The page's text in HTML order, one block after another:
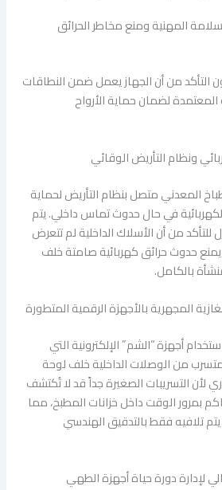
المهنية ومنع مخاطر الحرائق
التأكد من أن الجهاز يعمل ضمن النطاقات
المعتمدة لضمان حماية الأرواح
المعدني متصل بنظام التأريض لحماية
في حال حدوث تماس داخلي. يتم
من أن الأسلاك الداخلية لم تتعرض
يمنع حدوث حرائق كهربائية صامتة خلف
بالكامل.
أجهزة “الشم” الإلكترونية التي
من الوصلات الداخلية خلف لوحة
لأن التسريبات الصغيرة جداً قد لا تُكتشف
بمرور الوقت داخل خزانات المطبخ، مما
تلافيه فقط بالتدقيق الهندسي
لإدارة دورة حياة أجهزة الطهي